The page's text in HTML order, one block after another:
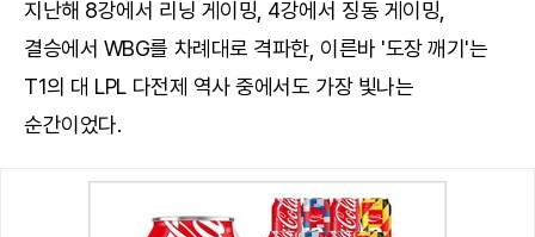
지난해 8강에서 리닝 게이밍, 4강에서 징동 게이밍,
결승에서 WBG를 차례대로 격파한, 이른바 '도장 깨기'는
T1의 대 LPL 다전제 역사 중에서도 가장 빛나는
순간이었다.